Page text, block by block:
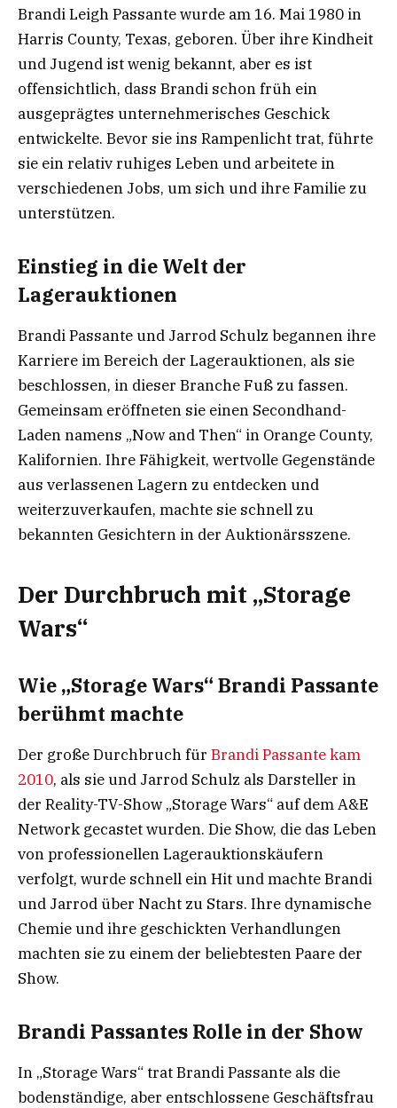
Brandi Leigh Passante wurde am 16. Mai 1980 in
Harris County, Texas, geboren. Über ihre Kindheit
und Jugend ist wenig bekannt, aber es ist
offensichtlich, dass Brandi schon früh ein
ausgeprägtes unternehmerisches Geschick
entwickelte. Bevor sie ins Rampenlicht trat, führte
sie ein relativ ruhiges Leben und arbeitete in
verschiedenen Jobs, um sich und ihre Familie zu
unterstützen.
Einstieg in die Welt der
Lagerauktionen
Brandi Passante und Jarrod Schulz begannen ihre
Karriere im Bereich der Lagerauktionen, als sie
beschlossen, in dieser Branche Fuß zu fassen.
Gemeinsam eröffneten sie einen Secondhand-
Laden namens „Now and Then“ in Orange County,
Kalifornien. Ihre Fähigkeit, wertvolle Gegenstände
aus verlassenen Lagern zu entdecken und
weiterzuverkaufen, machte sie schnell zu
bekannten Gesichtern in der Auktionärsszene.
Der Durchbruch mit „Storage
Wars“
Wie „Storage Wars“ Brandi Passante
berühmt machte
Der große Durchbruch für Brandi Passante kam
2010, als sie und Jarrod Schulz als Darsteller in
der Reality-TV-Show „Storage Wars“ auf dem A&E
Network gecastet wurden. Die Show, die das Leben
von professionellen Lagerauktionskäufern
verfolgt, wurde schnell ein Hit und machte Brandi
und Jarrod über Nacht zu Stars. Ihre dynamische
Chemie und ihre geschickten Verhandlungen
machten sie zu einem der beliebtesten Paare der
Show.
Brandi Passantes Rolle in der Show
In „Storage Wars“ trat Brandi Passante als die
bodenständige, aber entschlossene Geschäftsfrau